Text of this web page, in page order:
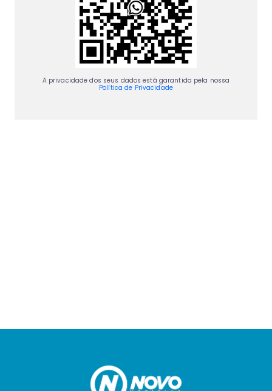
A privacidade dos seus dados está garantida pela nossa
Política de Privacidade